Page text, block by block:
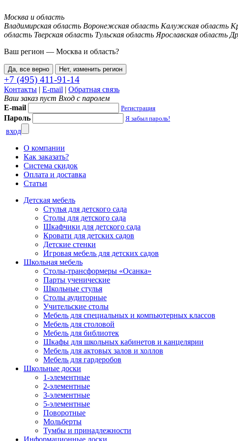
Москва и область
Владимирская область Воронежская область Калужская область
область Тверская область Тульская область Ярославская область
Ваш регион — Москва и область?
Да, все верно Нет, изменить регион
+7 (495) 411-91-14
Контакты | E-mail | Обратная связь
Ваш заказ пуст Вход с паролем
E-mail
Регистрация
Пароль Я забыл пароль!
вход
О компании
Как заказать?
Система скидок
Оплата и доставка
Статьи
Детская мебель
Стулья для детского сада
Столы для детского сада
Шкафчики для детского сада
Кровати для детских садов
Детские стенки
Игровая мебель для детских садов
Школьная мебель
Столы-трансформеры «Осанка»
Парты ученические
Школьные стулья
Столы аудиторные
Учительские столы
Мебель для специальных и компьютерных классов
Мебель для столовой
Мебель для библиотек
Шкафы для школьных кабинетов и канцелярии
Мебель для актовых залов и холлов
Мебель для гардеробов
Школьные доски
1-элементные
2-элементные
3-элементные
5-элементные
Поворотные
Мольберты
Тумбы и принадлежности
Информационные доски